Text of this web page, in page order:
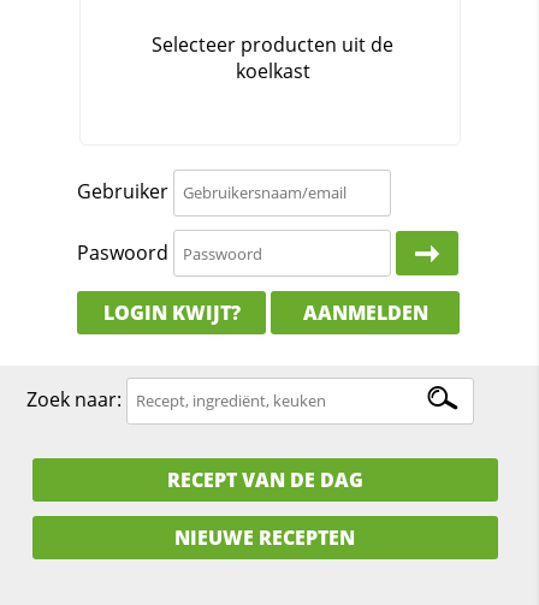
Gebruiker
Paswoord
LOGIN KWIJT? AANMELDEN
Zoek naar:
RECEPT VAN DE DAG
NIEUWE RECEPTEN